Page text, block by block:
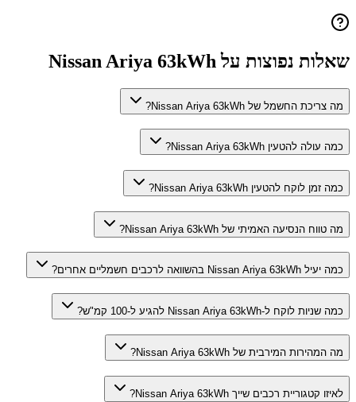
שאלות נפוצות על Nissan Ariya 63kWh
מה צריכת החשמל של Nissan Ariya 63kWh?
כמה עולה להטעין Nissan Ariya 63kWh?
כמה זמן לוקח להטעין Nissan Ariya 63kWh?
מה טווח הנסיעה האמיתי של Nissan Ariya 63kWh?
כמה יעיל Nissan Ariya 63kWh בהשוואה לרכבים חשמליים אחרים?
כמה שניות לוקח ל-Nissan Ariya 63kWh להגיע ל-100 קמ"ש?
מה המהירות המירבית של Nissan Ariya 63kWh?
לאיזו קטגוריית רכבים שייך Nissan Ariya 63kWh?